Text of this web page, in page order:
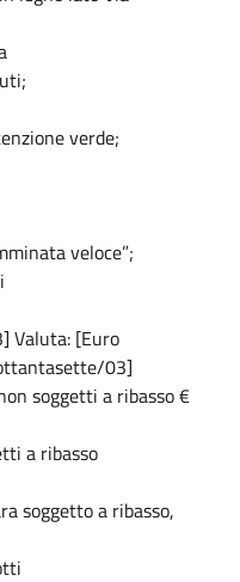
verde;
veloce”;
Valuta: [Euro
03]
soggetti a ribasso €
a ribasso
soggetto a ribasso,